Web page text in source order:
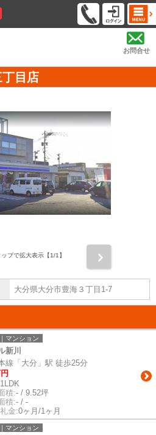
お問合せ
目店
プで拡大表示【1/1】
大分県大分市豊海３丁目1-7
マンション
新川
線「大分」駅 徒歩25分
1LDK
積:- / 9.52坪
積:- / -
金:0ヶ月/1ヶ月
マンション